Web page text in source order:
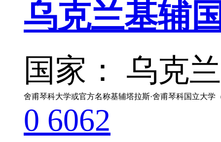
乌克兰基辅
国家： 乌克兰
0 6062